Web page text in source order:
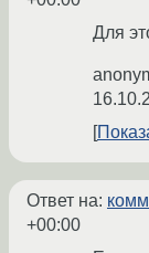
Для
Ответ на:
+00:00